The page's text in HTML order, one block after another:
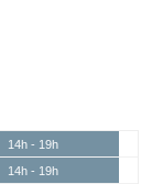
14h - 19h
14h - 19h